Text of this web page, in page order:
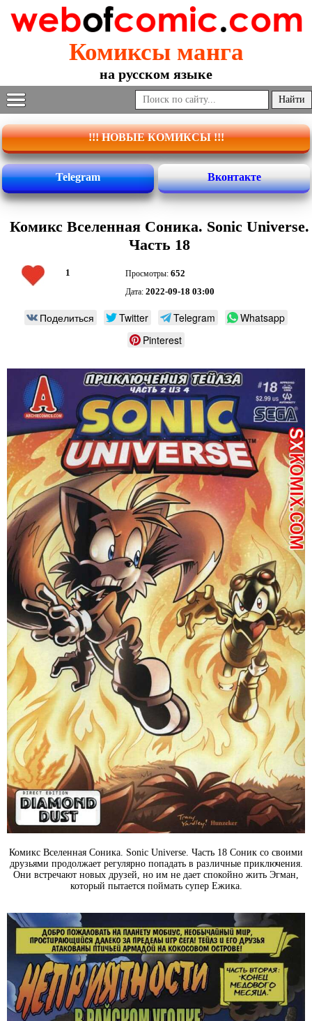
Комиксы манга
на русском языке
!!! НОВЫЕ КОМИКСЫ !!!
Telegram Вконтакте
Комикс Вселенная Соника. Sonic Universe.
Часть 18
1 Просмотры: 652
Дата: 2022-09-18 03:00
Поделиться Twitter Telegram
Whatsapp
Pinterest
Комикс Вселенная Соника. Sonic Universe. Часть 18 Соник со своими
друзьями продолжает регулярно попадать в различные приключения.
Они встречают новых друзей, но им не дает спокойно жить Эгман,
который пытается поймать супер Ежика.